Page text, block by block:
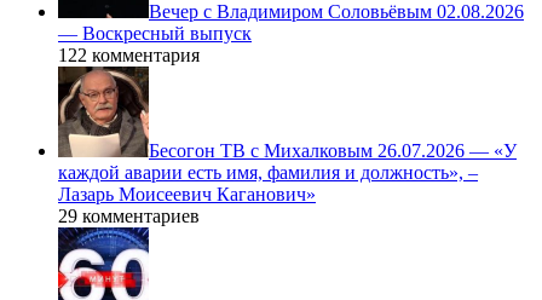
Вечер с Владимиром Соловьёвым 02.08.2026
— Воскресный выпуск
122 комментария
Бесогон ТВ с Михалковым 26.07.2026 — «У
каждой аварии есть имя, фамилия и должность», –
Лазарь Моисеевич Каганович»
29 комментариев